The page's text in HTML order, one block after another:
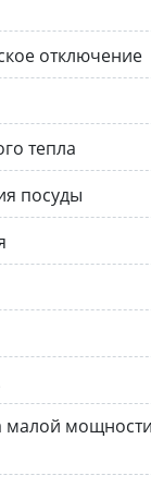
отключение
тепла
посуды
малой